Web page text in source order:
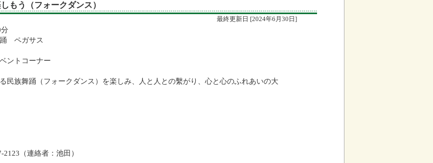
もう（フォークダンス）
最終更新日 [2024年6月30日]
踊 ペガサス
ントコーナー
民族舞踊（フォークダンス）を楽しみ、人と人との繫がり、心と心のふれあいの大
連絡者：池田）